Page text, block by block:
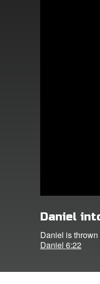
Daniel
Daniel is
Daniel 6:22